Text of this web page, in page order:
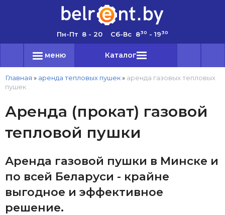
Пн-Пт 8 - 20 Сб-Вс 830 - 1930
меню Каталог
Главная » аренда тепловых пушек» аренда газовых тепловых
пушек
Аренда (прокат) газовой
тепловой пушки
Аренда газовой пушки в Минске и
по всей Беларуси - крайне
выгодное и эффективное
решение.